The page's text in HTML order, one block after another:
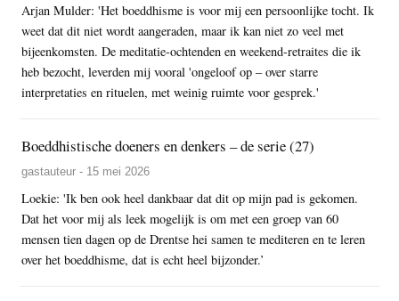
Arjan Mulder: 'Het boeddhisme is voor mij een persoonlijke tocht. Ik
weet dat dit niet wordt aangeraden, maar ik kan niet zo veel met
bijeenkomsten. De meditatie-ochtenden en weekend-retraites die ik
heb bezocht, leverden mij vooral 'ongeloof op – over starre
interpretaties en rituelen, met weinig ruimte voor gesprek.'
Boeddhistische doeners en denkers – de serie (27)
gastauteur - 15 mei 2026
Loekie: 'Ik ben ook heel dankbaar dat dit op mijn pad is gekomen.
Dat het voor mij als leek mogelijk is om met een groep van 60
mensen tien dagen op de Drentse hei samen te mediteren en te leren
over het boeddhisme, dat is echt heel bijzonder.’